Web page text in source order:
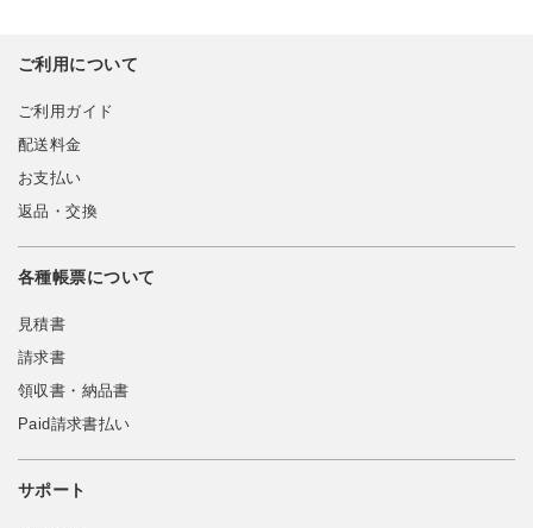
ご利用について
ご利用ガイド
配送料金
お支払い
返品・交換
各種帳票について
見積書
請求書
領収書・納品書
Paid請求書払い
サポート